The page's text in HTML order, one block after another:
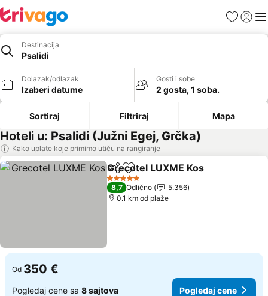
FavoritiPrijavi
Destinacija
Psalidi
Dolazak/odlazak
Izaberi datume
Gosti i sobe
2 gosta, 1 soba.
Sortiraj Filtriraj Mapa
Hoteli u: Psalidi (Južni Egej, Grčka)
Kako uplate koje primimo utiču na rangiranje
Deli Dodati u favorite
Grecotel LUXME Kos
5 Zvezdice
8,7 Odlično
5.356
0.1 km od plaže
Od 350 €
Pogledaj cene sa 8 sajtova Pogledaj cene